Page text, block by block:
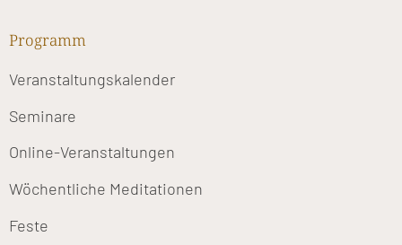
Programm
Veranstaltungskalender
Seminare
Online-Veranstaltungen
Wöchentliche Meditationen
Feste